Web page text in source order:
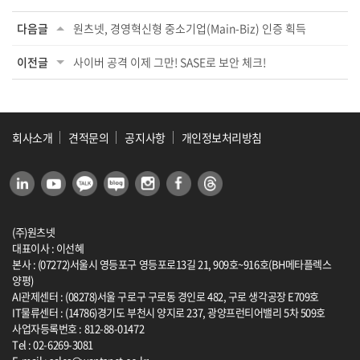
다음글 원츠넷, 경영혁신형 중소기업(Main-Biz) 인증 획득
이전글 사이버 공격 이제 그만! SASE로 보안 체크!
회사소개 견적문의 공지사항 개인정보처리방침
(주)원츠넷
대표이사 : 이선혜
본사 : (07272)서울시 영등포구 영등포로13길 21, 909호~916호(BH메타플렉스
양평)
AI관제센터 : (08278)서울 구로구 구로동 경인로 482, 구로 생각공장 E709호
IT물류센터 : (14786)경기도 부천시 양지로 237, 광양프런티어밸리 5차 509호
사업자등록번호 : 812-88-01472
Tel : 02-6269-3081